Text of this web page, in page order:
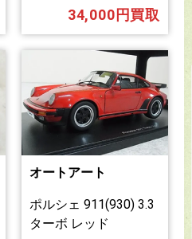
34,000円買取
オートアート
ポルシェ 911(930) 3.3
ターボ レッド